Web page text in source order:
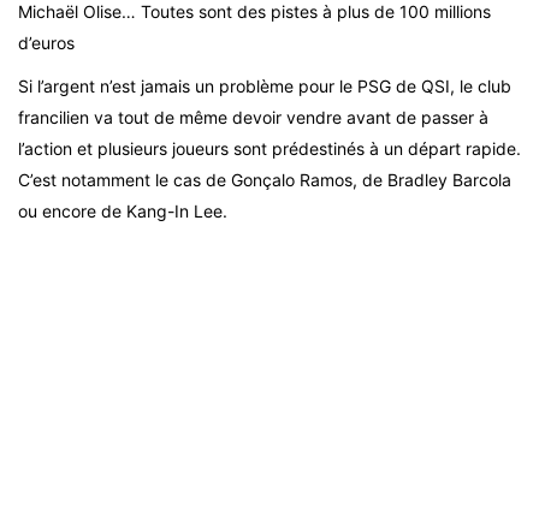
Michaël Olise… Toutes sont des pistes à plus de 100 millions
d’euros
Si l’argent n’est jamais un problème pour le PSG de QSI, le club
francilien va tout de même devoir vendre avant de passer à
l’action et plusieurs joueurs sont prédestinés à un départ rapide.
C’est notamment le cas de Gonçalo Ramos, de Bradley Barcola
ou encore de Kang-In Lee.